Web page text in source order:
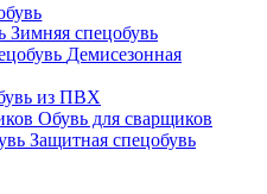
Зимняя спецобувь
Демисезонная
из ПВХ
Обувь для сварщиков
Защитная спецобувь